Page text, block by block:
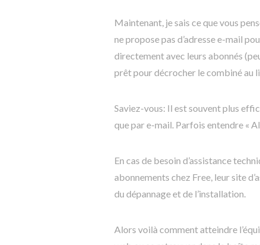
Maintenant, je sais ce que vous
ne propose pas d’adresse e-mail
directement avec leurs abonnés
prêt pour décrocher le combiné au
Saviez-vous: Il est souvent plus
que par e-mail. Parfois entendre «
En cas de besoin d’assistance
abonnements chez Free, leur site
du dépannage et de l’installation.
Alors voilà comment atteindre